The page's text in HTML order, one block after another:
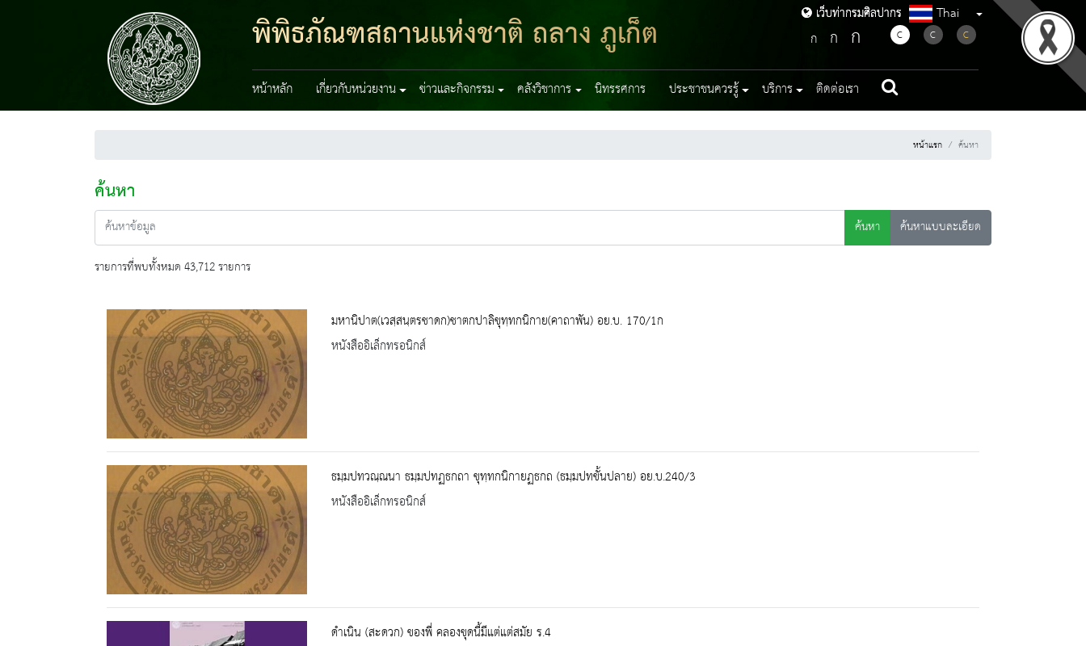
เว็บท่ากรมศิลปากร
พิพิธภัณฑสถานแห่งชาติ ถลาง ภูเก็ต เว็บท่ากรมศิลปากร Thai
ก ก ก C C C
หน้าหลัก เกี่ยวกับหน่วยงาน ข่าวและกิจกรรม คลังวิชาการ นิทรรศการ ประชาชนควรรู้ บริการ ติดต่อเรา
หน้าแรก ค้นหา
ค้นหา
ค้นหา
ค้นหาแบบละเอียด
รายการที่พบทั้งหมด 43,712 รายการ
มหานิปาต(เวสฺสนฺตรชาดก)ชาตกปาลิขุทฺทกนิกาย(คาถาพัน) อย.บ. 170/1ก
หนังสืออิเล็กทรอนิกส์
ธมฺมปทวณฺณนา ธมฺมปทฏธกถา ขุทฺทกนิกายฏธกถ (ธมฺมปทขั้นปลาย) อย.บ.240/3
หนังสืออิเล็กทรอนิกส์
ดำเนิน (สะดวก) ของพี่ คลองขุดนี้มีแต่แต่สมัย ร.4